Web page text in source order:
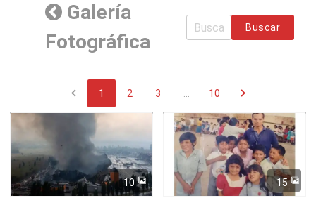
Galería
Fotográfica
Buscar
chevron_left 1 2 3 ... 10 chevron_right
10 15